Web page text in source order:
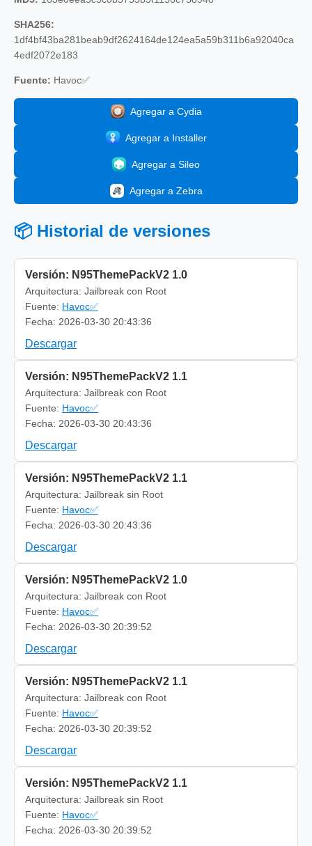
SHA256:
1df4bf43ba281beab9df2624164de124ea5a59b311b6a92040ca
4edf2072e183
Fuente: Havoc✅
Agregar a Cydia
Agregar a Installer
Agregar a Sileo
Agregar a Zebra
📦 Historial de versiones
Versión: N95ThemePackV2 1.0
Arquitectura: Jailbreak con Root
Fuente: Havoc✅
Fecha: 2026-03-30 20:43:36
Descargar
Versión: N95ThemePackV2 1.1
Arquitectura: Jailbreak con Root
Fuente: Havoc✅
Fecha: 2026-03-30 20:43:36
Descargar
Versión: N95ThemePackV2 1.1
Arquitectura: Jailbreak sin Root
Fuente: Havoc✅
Fecha: 2026-03-30 20:43:36
Descargar
Versión: N95ThemePackV2 1.0
Arquitectura: Jailbreak con Root
Fuente: Havoc✅
Fecha: 2026-03-30 20:39:52
Descargar
Versión: N95ThemePackV2 1.1
Arquitectura: Jailbreak con Root
Fuente: Havoc✅
Fecha: 2026-03-30 20:39:52
Descargar
Versión: N95ThemePackV2 1.1
Arquitectura: Jailbreak sin Root
Fuente: Havoc✅
Fecha: 2026-03-30 20:39:52